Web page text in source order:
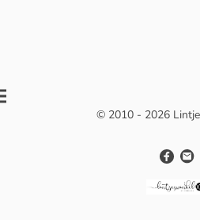
© 2010 - 2026